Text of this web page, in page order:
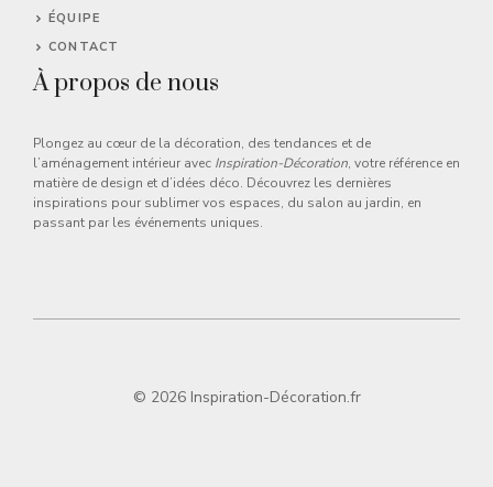
ÉQUIPE
CONTACT
À propos de nous
Plongez au cœur de la décoration, des tendances et de
l’aménagement intérieur avec Inspiration-Décoration, votre référence en
matière de design et d’idées déco. Découvrez les dernières
inspirations pour sublimer vos espaces, du salon au jardin, en
passant par les événements uniques.
© 2026 Inspiration-Décoration.fr